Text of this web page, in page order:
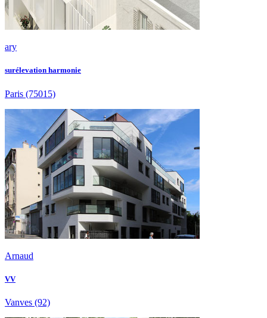
ary
surélevation harmonie
Paris (75015)
Arnaud
VV
Vanves (92)